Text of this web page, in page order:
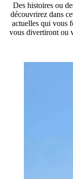
Des histoires ou
découvrirez dans
actuelles qui vous
vous divertiront ou